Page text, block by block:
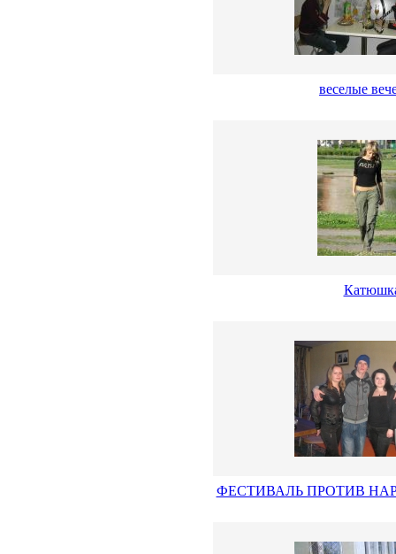
веселые
ФЕСТИВАЛЬ ПРОТИВ